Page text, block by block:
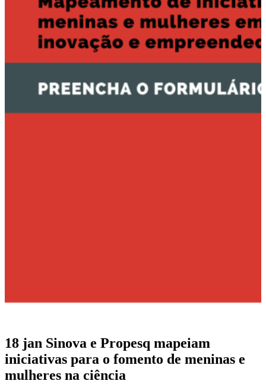
18 jan Sinova e Propesq mapeiam
iniciativas para o fomento de meninas e
mulheres na ciência